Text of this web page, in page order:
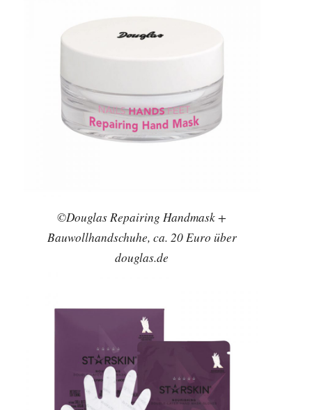
©Douglas Repairing Handmask +
Bauwollhandschuhe, ca. 20 Euro über
douglas.de